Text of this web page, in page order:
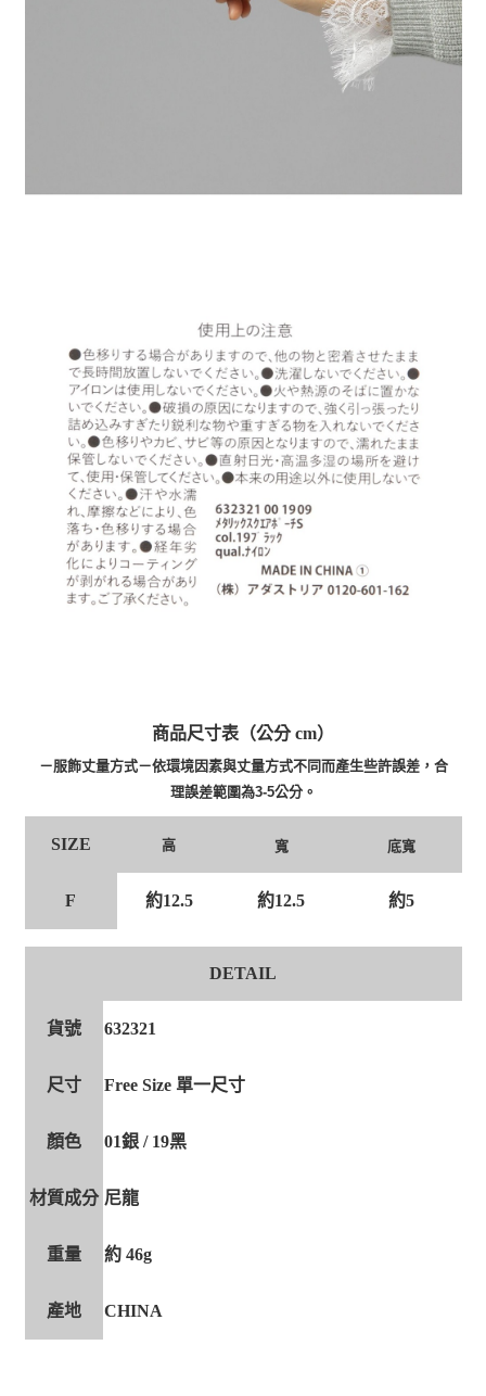
商品尺寸表（公分 cm）
－服飾丈量方式－依環境因素與丈量方式不同而產生些許誤差，合
理誤差範圍為3-5公分。
SIZE 高 寬 底寬
F 約12.5 約12.5 約5
DETAIL
貨號 632321
尺寸 Free Size 單一尺寸
顏色 01銀 / 19黑
材質成分 尼龍
重量 約 46g
產地 CHINA